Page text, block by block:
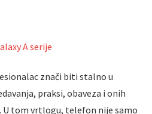
znači biti stalno u
praksi, obaveza i onih
tom vrtlogu, telefon nije samo